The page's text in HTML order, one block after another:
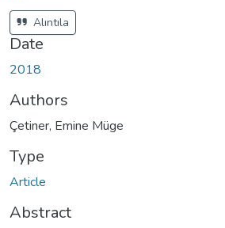
a
u
s
:
Alıntıla
Date
2018
Authors
Çetiner, Emine Müge
Type
Article
Abstract